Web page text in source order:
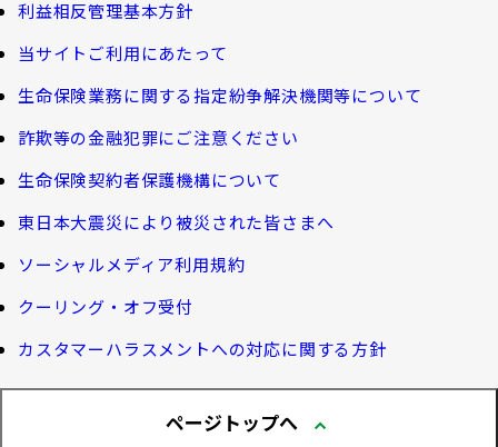
諸利率のお知らせ
お客さま宛通知「大樹生命からのお知ら
せ」について
生命保険料控除制度について
Web版「ご契約のしおり－約款」
団体年金制度関連
団体年金制度
団体年金運用商品
確定給付企業年金オンラインサービス（CPBS）
企業年金の事務再委託先変更について（契約者さ
企業保険特別勘定運用実績照会サービス
長生き診断
体内環境チェック
認知症について知る
大樹の認知症サポートサービス
認知症コラム
認知機能チェック
大樹らいふ倶楽部紹介
お客さま本位の業務運営
サステナビリティ経営
機関投資家としての役割
大樹生命 CM紹介
利益相反管理基本方針
当サイトご利用にあたって
生命保険業務に関する指定紛争解決機関等について
詐欺等の金融犯罪にご注意ください
生命保険契約者保護機構について
東日本大震災により被災された皆さまへ
ソーシャルメディア利用規約
クーリング・オフ受付
カスタマーハラスメントへの対応に関する方針
ページトップへ